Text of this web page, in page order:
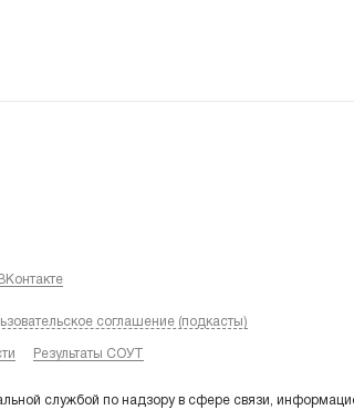
ВКонтакте
соглашение (подкасты)
Результаты СОУТ
службой по надзору в сфере связи,